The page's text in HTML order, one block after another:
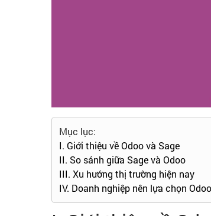
Mục lục:
I. Giới thiệu về Odoo và Sage
II. So sánh giữa Sage và Odoo
III. Xu hướng thị trường hiện nay
IV. Doanh nghiệp nên lựa chọn